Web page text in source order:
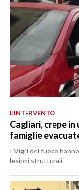
L’INTERVENTO
Cagliari, crepe in
famiglie
I Vigili del fuoco
lesioni strutturali